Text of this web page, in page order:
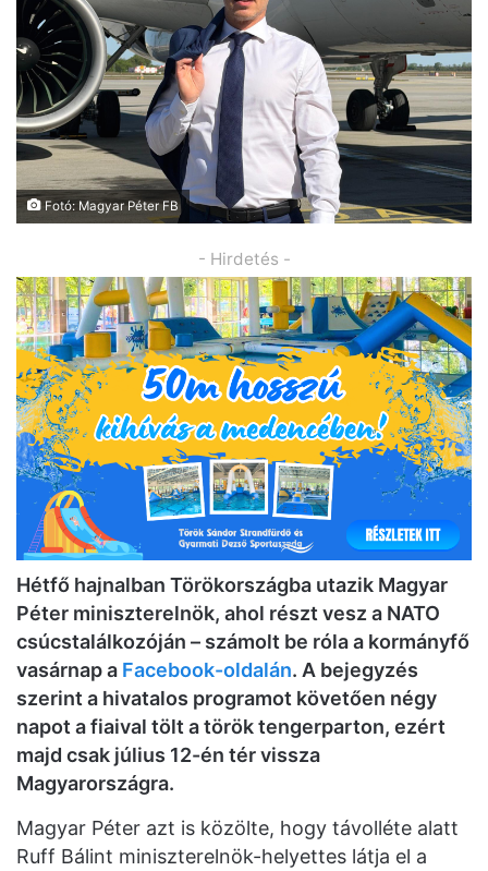
Fotó: Magyar Péter FB
- Hirdetés -
Hétfő hajnalban Törökországba utazik Magyar
Péter miniszterelnök, ahol részt vesz a NATO
csúcstalálkozóján – számolt be róla a kormányfő
vasárnap a Facebook-oldalán. A bejegyzés
szerint a hivatalos programot követően négy
napot a fiaival tölt a török tengerparton, ezért
majd csak július 12-én tér vissza
Magyarországra.
Magyar Péter azt is közölte, hogy távolléte alatt
Ruff Bálint miniszterelnök-helyettes látja el a